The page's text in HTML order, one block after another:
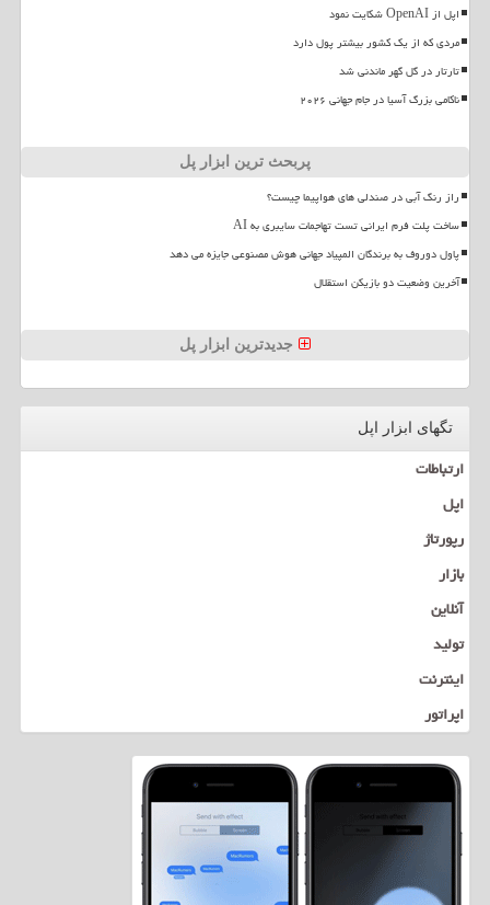
اپل از OpenAI شکایت نمود
مردی که از یک کشور بیشتر پول دارد
تارتار در گل گهر ماندنی شد
ناکامی بزرگ آسیا در جام جهانی ۲۰۲۶
پربحث ترین ابزار پل
راز رنگ آبی در صندلی های هواپیما چیست؟
ساخت پلت فرم ایرانی تست تهاجمات سایبری به AI
پاول دوروف به برندگان المپیاد جهانی هوش مصنوعی جایزه می دهد
آخرین وضعیت دو بازیکن استقلال
جدیدترین ابزار پل
تگهای ابزار اپل
ارتباطات
اپل
رپورتاژ
بازار
آنلاین
تولید
اینترنت
اپراتور